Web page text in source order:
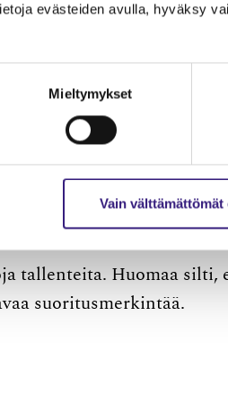
evästeiden avulla, hyväksy
Mieltymykset
Vain välttämättömät
järjestetään kuusi kertaa
tai TNT-​
kärjessä.
tallenteita. Huomaa silti,
suoritusmerkintää.